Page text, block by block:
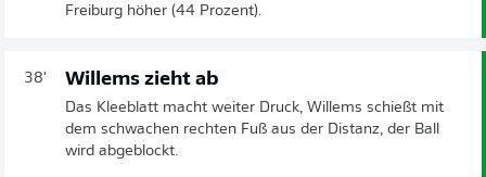
Freiburg höher (44 Prozent).
38' Willems zieht ab
Das Kleeblatt macht weiter Druck, Willems schießt mit
dem schwachen rechten Fuß aus der Distanz, der Ball
wird abgeblockt.